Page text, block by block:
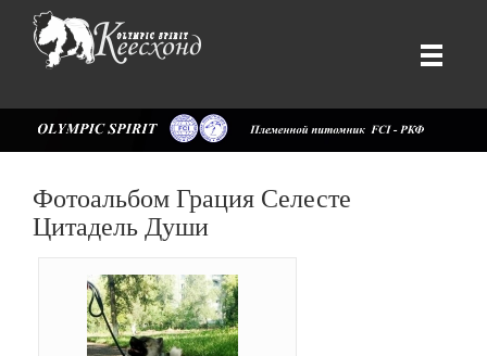
Фотоальбом Грация Селесте
Цитадель Души